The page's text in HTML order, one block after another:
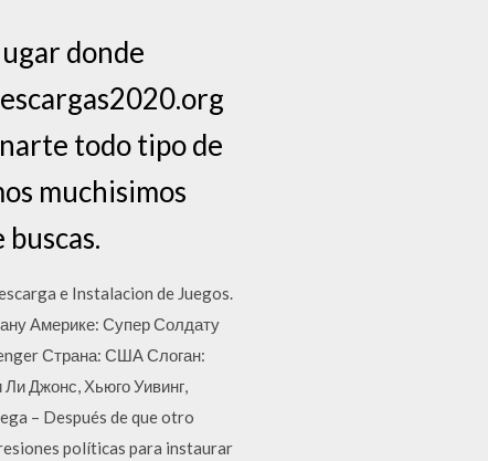
donde
todo tipo de
muchisimos
e Instalacion de Juegos.
Америке: Супер Солдату
Страна: США Слоган:
Джонс, Хьюго Уивинг,
– Después de que otro
políticas para instaurar